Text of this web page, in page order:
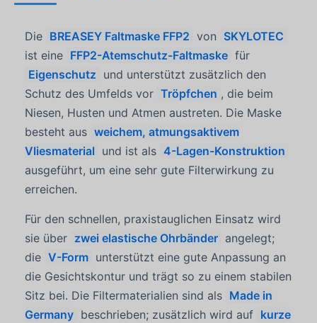
Die BREASEY Faltmaske FFP2 von SKYLOTEC
ist eine FFP2-Atemschutz-Faltmaske für
Eigenschutz und unterstützt zusätzlich den
Schutz des Umfelds vor Tröpfchen , die beim
Niesen, Husten und Atmen austreten. Die Maske
besteht aus weichem, atmungsaktivem
Vliesmaterial und ist als 4-Lagen-Konstruktion
ausgeführt, um eine sehr gute Filterwirkung zu
erreichen.
Für den schnellen, praxistauglichen Einsatz wird
sie über zwei elastische Ohrbänder angelegt;
die V-Form unterstützt eine gute Anpassung an
die Gesichtskontur und trägt so zu einem stabilen
Sitz bei. Die Filtermaterialien sind als Made in
Germany beschrieben; zusätzlich wird auf kurze